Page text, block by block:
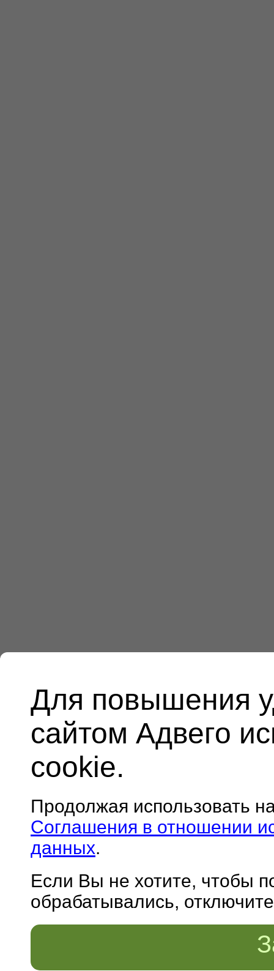
Для повышения
сайтом Адвего
cookie.
Продолжая использовать
Соглашения в отношении
данных.
Если Вы не хотите, чтобы
обрабатывались,